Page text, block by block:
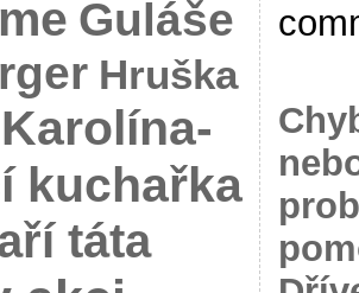
Guláše
Hruška
Karolína-
kuchařka
táta